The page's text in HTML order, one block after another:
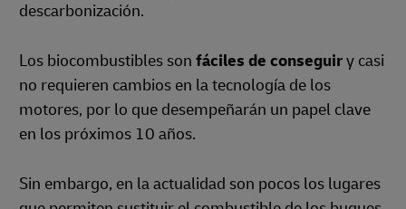
descarbonización.
Los biocombustibles son fáciles de conseguiry casi
no requieren cambios en la tecnología de los
motores, por lo que desempeñarán un papel clave
en los próximos 10 años.
Sin embargo, en la actualidad son pocos los lugares